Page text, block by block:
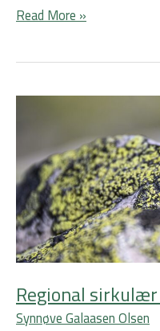
Read More »
Regional
Synnøve Galaasen Olsen
økonomi